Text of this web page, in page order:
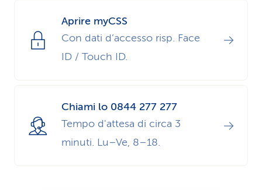
s
e
z
Aprire myCSS
Con dati d’accesso risp. Face
ID / Touch ID.
Chiami lo 0844 277 277
Tempo d'attesa di circa 3
minuti. Lu–Ve, 8–18.